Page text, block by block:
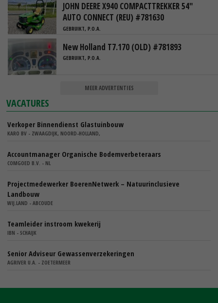
JOHN DEERE X940 COMPACTTREKKER 54"
AUTO CONNECT (REU) #781630
GEBRUIKT, P.O.A.
New Holland T7.170 (OLD) #781893
GEBRUIKT, P.O.A.
MEER ADVERTENTIES
VACATURES
Verkoper Binnendienst Glastuinbouw
KARO BV - ZWAAGDIJK, NOORD-HOLLAND,
Accountmanager Organische Bodemverbeteraars
COMGOED B.V. - NL
Projectmedewerker BoerenNetwerk – Natuurinclusieve
Landbouw
WIJ.LAND - ABCOUDE
Teamleider instroom kwekerij
IBN - SCHAIJK
Senior Adviseur Gewassenverzekeringen
AGRIVER U.A. - ZOETERMEER